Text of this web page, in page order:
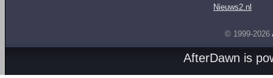
Nieuws2.nl
© 1999-2026
AfterDawn is